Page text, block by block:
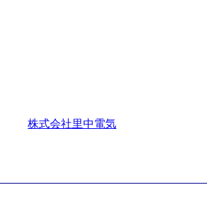
株式会社里中電気